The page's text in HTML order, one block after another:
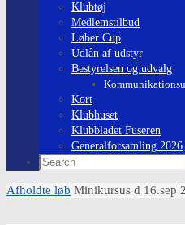
Klubtøj
Medlemstilbud
Løber Cup
Udlån af udstyr
Bestyrelsen og udvalg
Kort
Klubhuset
Klubbladet Fuseren
Generalforsamling 2026
Search
Home
Afholdte løb Minikursus d 16.sep